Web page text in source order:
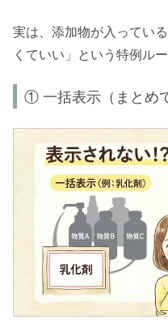
実は、添加物が入ってい
くていい」という特例ル
① 一括表示（まとめ